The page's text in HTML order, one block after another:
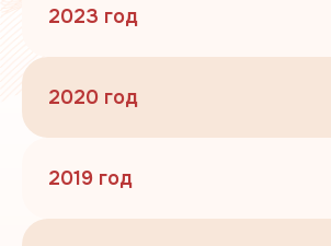
2023 год
2020 год
2019 год